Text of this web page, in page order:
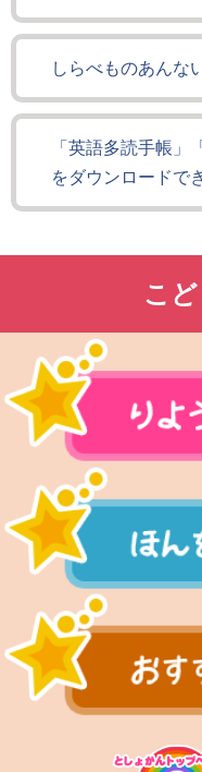
しらべものあんな
「英語多読手帳」
をダウンロードで